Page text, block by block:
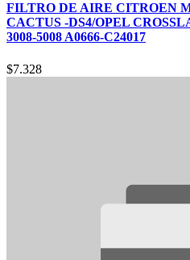
FILTRO DE AIRE CITROEN
CACTUS -DS4/OPEL
3008-5008 A0666-C24017
$7.328